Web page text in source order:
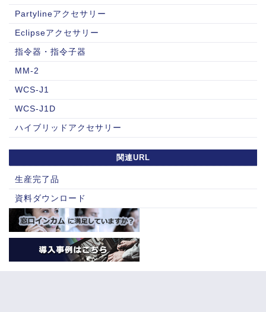
Partylineアクセサリー
Eclipseアクセサリー
指令器・指令子器
MM-2
WCS-J1
WCS-J1D
ハイブリッドアクセサリー
関連URL
生産完了品
資料ダウンロード